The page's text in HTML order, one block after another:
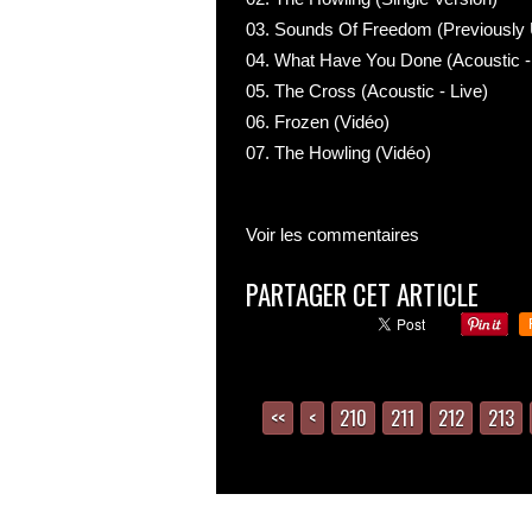
03. Sounds Of Freedom (Previously
04. What Have You Done (Acoustic
05. The Cross (Acoustic - Live)
06. Frozen (Vidéo)
07. The Howling (Vidéo)
Voir les commentaires
PARTAGER CET ARTICLE
<< < 200
210 211 212 213